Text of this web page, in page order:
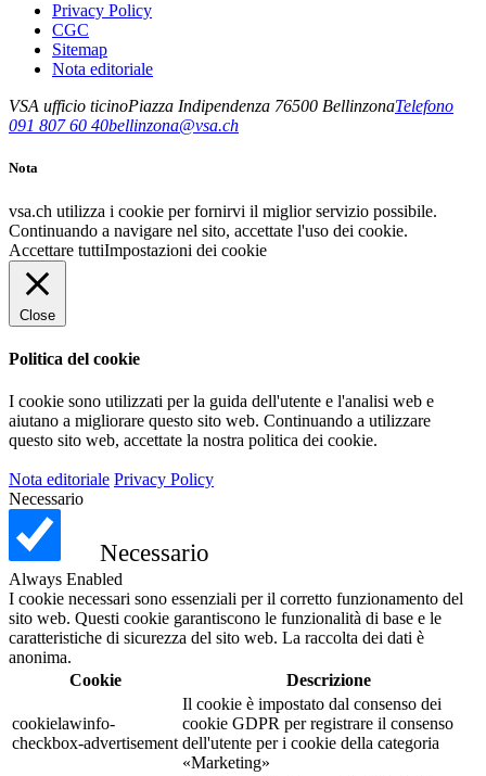
Privacy Policy
CGC
Sitemap
Nota editoriale
VSA ufficio ticinoPiazza Indipendenza 76500 BellinzonaTelefono
091 807 60 40bellinzona@vsa.ch
Nota
vsa.ch utilizza i cookie per fornirvi il miglior servizio possibile.
Continuando a navigare nel sito, accettate l'uso dei cookie.
Accettare tuttiImpostazioni dei cookie
Close
Politica del cookie
I cookie sono utilizzati per la guida dell'utente e l'analisi web e
aiutano a migliorare questo sito web. Continuando a utilizzare
questo sito web, accettate la nostra politica dei cookie.
Nota editoriale Privacy Policy
Necessario
Necessario
Always Enabled
I cookie necessari sono essenziali per il corretto funzionamento del
sito web. Questi cookie garantiscono le funzionalità di base e le
caratteristiche di sicurezza del sito web. La raccolta dei dati è
anonima.
Cookie
Descrizione
cookielawinfo-
checkbox-advertisement
Il cookie è impostato dal consenso dei
cookie GDPR per registrare il consenso
dell'utente per i cookie della categoria
«Marketing»